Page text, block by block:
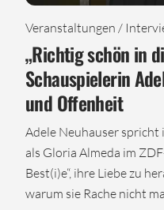
Veranstaltungen /
„Richtig schön in
Schauspielerin
und Offenheit
Adele Neuhauser spricht
als Gloria Almeda im
Best(i)e“, ihre Liebe zu
warum sie Rache nicht